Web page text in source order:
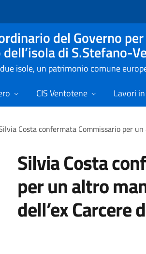
del Governo
di S.Stefano-
isole, un patrimonio comune
CIS Ventotene Lavori
Costa confermata Commissario per
Silvia Costa
per un altro
dell’ex Carcere